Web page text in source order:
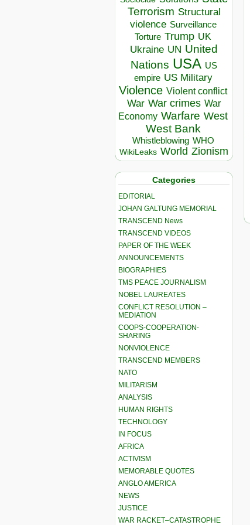
Terrorism Structural
violence Surveillance
Torture Trump UK
Ukraine UN United
Nations USA US
empire US Military
Violence Violent conflict
War War crimes War
Economy Warfare West
West Bank
Whistleblowing WHO
WikiLeaks World Zionism
Categories
EDITORIAL
JOHAN GALTUNG MEMORIAL
TRANSCEND News
TRANSCEND VIDEOS
PAPER OF THE WEEK
ANNOUNCEMENTS
BIOGRAPHIES
TMS PEACE JOURNALISM
NOBEL LAUREATES
CONFLICT RESOLUTION –
MEDIATION
COOPS-COOPERATION-
SHARING
NONVIOLENCE
TRANSCEND MEMBERS
NATO
MILITARISM
ANALYSIS
HUMAN RIGHTS
TECHNOLOGY
IN FOCUS
AFRICA
ACTIVISM
MEMORABLE QUOTES
ANGLO AMERICA
NEWS
JUSTICE
WAR RACKET–CATASTROPHE